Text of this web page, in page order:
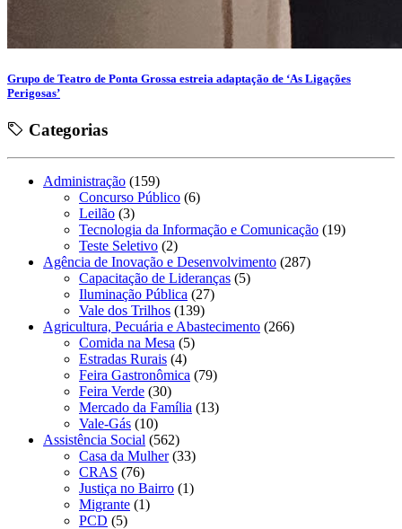
Grupo de Teatro de Ponta Grossa estreia adaptação de ‘As Ligações
Perigosas’
Categorias
Administração (159)
Concurso Público (6)
Leilão (3)
Tecnologia da Informação e Comunicação (19)
Teste Seletivo (2)
Agência de Inovação e Desenvolvimento (287)
Capacitação de Lideranças (5)
Iluminação Pública (27)
Vale dos Trilhos (139)
Agricultura, Pecuária e Abastecimento (266)
Comida na Mesa (5)
Estradas Rurais (4)
Feira Gastronômica (79)
Feira Verde (30)
Mercado da Família (13)
Vale-Gás (10)
Assistência Social (562)
Casa da Mulher(33)
CRAS (76)
Justiça no Bairro (1)
Migrante (1)
PCD (5)